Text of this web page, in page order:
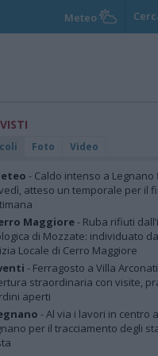
Meteo
Foto Video
- Caldo intenso a Legnano
atteso un temporale per il
Maggiore- Ruba rifiuti
di Mozzate: individuato
Locale di Cerro Maggiore
- Ferragosto a Villa
straordinaria con visite,
aperti
- Al via i lavori in centro a
per il tracciamento degli